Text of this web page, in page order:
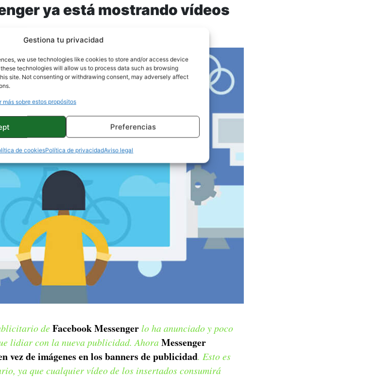
Gestiona tu privacidad
we use technologies like cookies to store and/or access device
technologies will allow us to process data such as browsing
site. Not consenting or withdrawing consent, may adversely affect
más sobre estos propósitos
Preferencias
de cookiesPolítica de privacidadAviso legal
ya está mostrando vídeos
de Facebook Messengerlo ha anunciado y poco
lidiar con la nueva publicidad. Ahora Messenger
vez de imágenes en los banners de publicidad. Esto es
ya que cualquier vídeo de los insertados consumirá